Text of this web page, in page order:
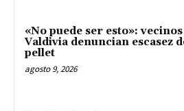
«No puede ser esto»:
Valdivia denuncian escasez
pellet
agosto 9, 2026